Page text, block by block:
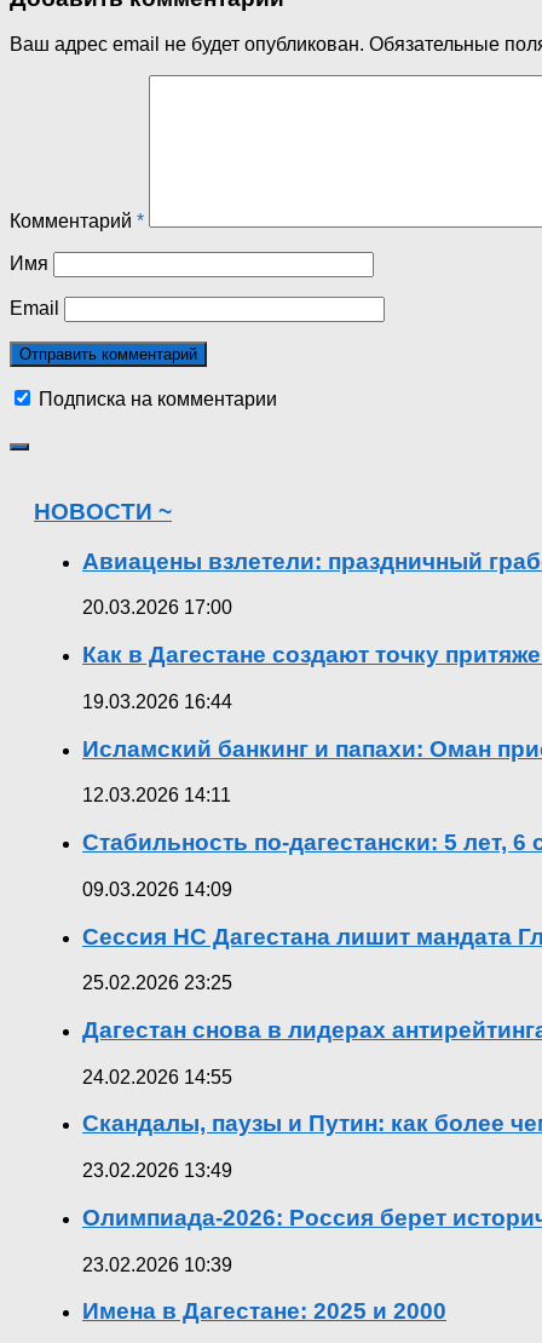
Ваш адрес email не будет опубликован. Обязательные
Комментарий *
Имя
Email
Подписка на комментарии
НОВОСТИ ~
Авиацены взлетели: праздничный
20.03.2026 17:00
Как в Дагестане создают точку
19.03.2026 16:44
Исламский банкинг и папахи: Оман
12.03.2026 14:11
Стабильность по-дагестански: 5 лет,
09.03.2026 14:09
Сессия НС Дагестана лишит мандата
25.02.2026 23:25
Дагестан снова в лидерах
24.02.2026 14:55
Скандалы, паузы и Путин: как более
23.02.2026 13:49
Олимпиада-2026: Россия берет
23.02.2026 10:39
Имена в Дагестане: 2025 и 2000